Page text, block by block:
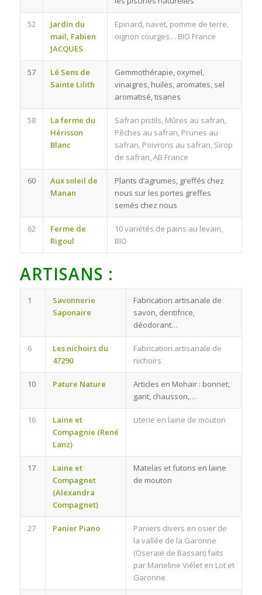
52
Jardin du
mail, Fabien
JACQUES
Epinard, navet, pomme de terre,
oignon courges… BIO France
57
Lé Sens de
Sainte Lilith
Gemmothérapie, oxymel,
vinaigres, huiles, aromates, sel
aromatisé, tisanes
58
La ferme du
Hérisson
Blanc
Safran pistils, Mûres au safran,
Pêches au safran, Prunes au
safran, Poivrons au safran, Sirop
de safran, AB France
60
Aux soleil de
Manan
Plants d’agrumes, greffés chez
nous sur les portes greffes
semés chez nous
62
Ferme de
Rigoul
10 variétés de pains au levain,
BIO
ARTISANS :
1
Savonnerie
Saponaire
Fabrication artisanale de
savon, dentifrice,
déodorant…
6
Les nichoirs du
47290
Fabrication artisanale de
nichoirs
10 Pature Nature
Articles en Mohair : bonnet,
gant, chausson,…
16
Laine et
Compagnie (René
Lanz)
Literie en laine de mouton
17
Laine et
Compagnet
(Alexandra
Compagnet)
Matelas et futons en laine
de mouton
27 Panier Piano
Paniers divers en osier de
la vallée de la Garonne
(Oseraie de Bassan) faits
par Marieline Viélet en Lot et
Garonne